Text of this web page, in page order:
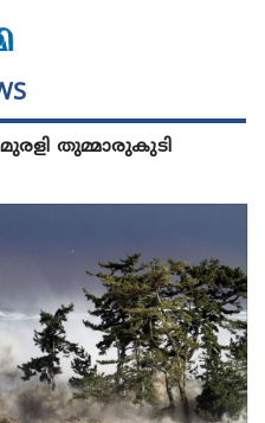
തുമ്മാരുകുടി